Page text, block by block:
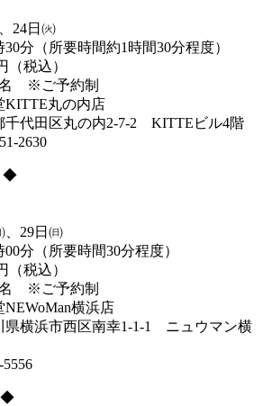
24日㈫
分（所要時間約1時間30分程度）
（税込）
※ご予約制
丸の内店
丸の内2-7-2 KITTEビル4階
2630
◆
29日㈰
分（所要時間30分程度）
（税込）
※ご予約制
横浜店
西区南幸1-1-1 ニュウマン横
5556
◆